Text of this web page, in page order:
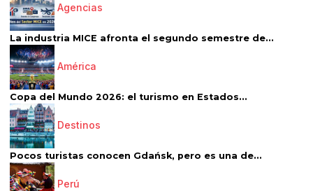
Agencias
La industria MICE afronta el segundo semestre de...
América
Copa del Mundo 2026: el turismo en Estados...
Destinos
Pocos turistas conocen Gdańsk, pero es una de...
Perú